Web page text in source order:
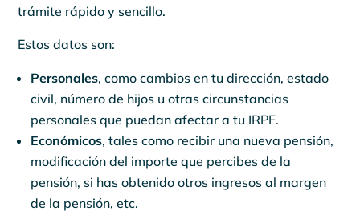
trámite rápido y sencillo.
Estos datos son:
Personales, como cambios en tu dirección, estado
civil, número de hijos u otras circunstancias
personales que puedan afectar a tu IRPF.
Económicos, tales como recibir una nueva pensión,
modificación del importe que percibes de la
pensión, si has obtenido otros ingresos al margen
de la pensión, etc.